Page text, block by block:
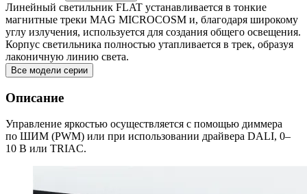
Линейный светильник FLAT устанавливается в тонкие
магнитные треки MAG MICROCOSM и, благодаря широкому
углу излучения, используется для создания общего освещения.
Корпус светильника полностью утапливается в трек, образуя
лаконичную линию света.
Все модели серии
Описание
Управление яркостью осуществляется с помощью диммера
по ШИМ (PWM) или при использовании драйвера DALI, 0–
10 В или TRIAC.